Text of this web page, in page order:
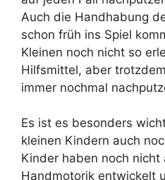
Auch die Handhabung
schon früh ins Spiel
Kleinen noch nicht so
Hilfsmittel, aber
immer nochmal
Es ist es besonders
kleinen Kindern auch
Kinder haben noch nicht
Handmotorik entwickelt